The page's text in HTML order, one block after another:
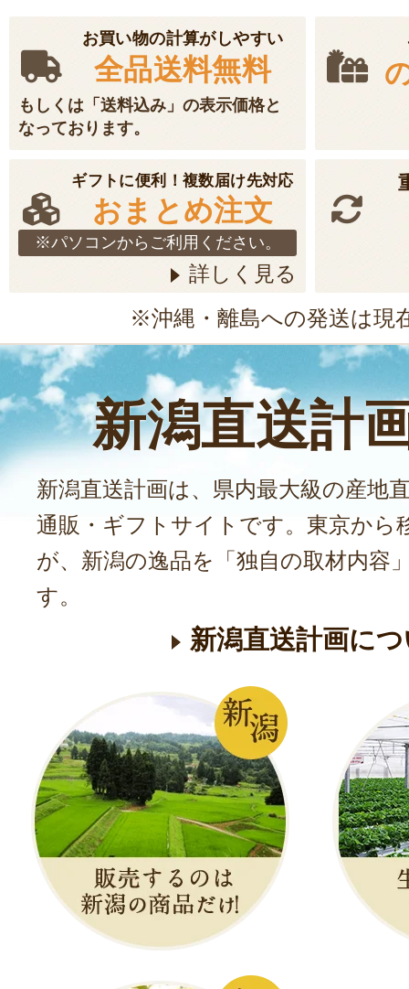
お買い物の計算がしやすい
全品送料無料
もしくは「送料込み」の表示価格と
なっております。
ギフトに便利！複数届け先対応
おまとめ注文
※パソコンからご利用ください。
詳しく見る
※沖縄・離島への発送は現
新潟直送計
新潟直送計画は、県内最大級の産地
通販・ギフトサイトです。東京から
が、新潟の逸品を「独自の取材内容
す。
新潟直送計画に